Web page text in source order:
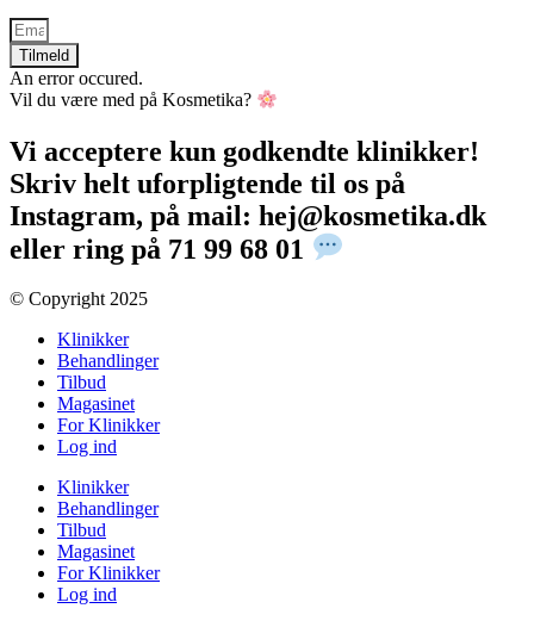
Tilmeld
An error occured.
Vil du være med på Kosmetika?
Vi acceptere kun godkendte klinikker!
Skriv helt uforpligtende til os på
Instagram, på mail: hej@kosmetika.dk
eller ring på 71 99 68 01
© Copyright 2025​
Klinikker
Behandlinger
Tilbud
Magasinet
For Klinikker
Log ind
Klinikker
Behandlinger
Tilbud
Magasinet
For Klinikker
Log ind